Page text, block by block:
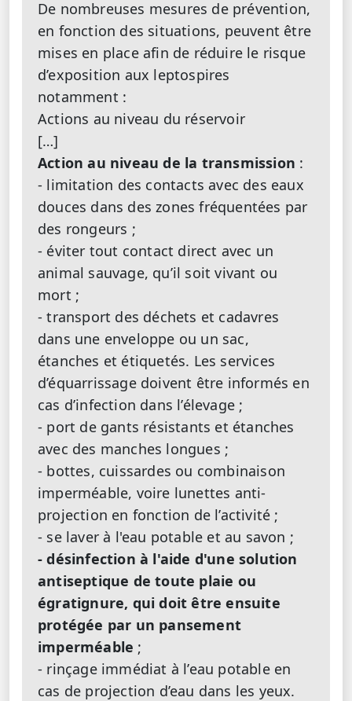
De nombreuses mesures de prévention,
en fonction des situations, peuvent être
mises en place afin de réduire le risque
d’exposition aux leptospires
notamment :
Actions au niveau du réservoir
[…]
Action au niveau de la transmission :
- limitation des contacts avec des eaux
douces dans des zones fréquentées par
des rongeurs ;
- éviter tout contact direct avec un
animal sauvage, qu’il soit vivant ou
mort ;
- transport des déchets et cadavres
dans une enveloppe ou un sac,
étanches et étiquetés. Les services
d’équarrissage doivent être informés en
cas d’infection dans l’élevage ;
- port de gants résistants et étanches
avec des manches longues ;
- bottes, cuissardes ou combinaison
imperméable, voire lunettes anti-
projection en fonction de l’activité ;
- se laver à l'eau potable et au savon ;
- désinfection à l'aide d'une solution
antiseptique de toute plaie ou
égratignure, qui doit être ensuite
protégée par un pansement
imperméable ;
- rinçage immédiat à l’eau potable en
cas de projection d’eau dans les yeux.